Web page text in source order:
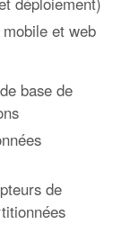
et web
base de
de